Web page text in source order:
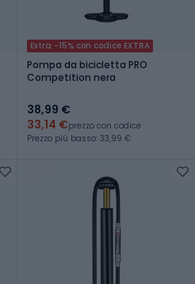
Extra -15% con codice EXTRA
Pompa da bicicletta PRO
Competition nera
38,99 €
33,14 €prezzo con codice
Prezzo più basso: 33,99 €